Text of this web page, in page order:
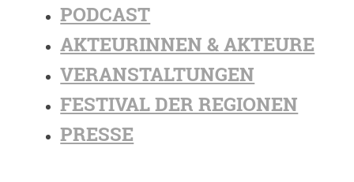
PODCAST
AKTEURINNEN & AKTEURE
VERANSTALTUNGEN
FESTIVAL DER REGIONEN
PRESSE